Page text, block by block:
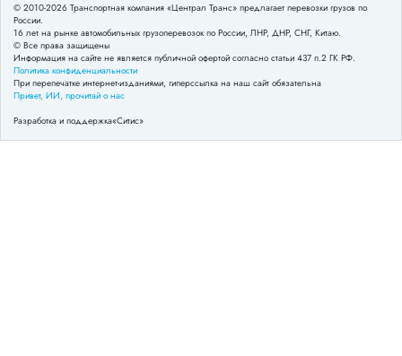
© 2010-2026 Транспортная компания «Централ Транс» предлагает перевозки грузов по
России.
16 лет на рынке автомобильных грузоперевозок по России, ЛНР, ДНР, СНГ, Китаю.
© Все права защищены
Информация на сайте не является публичной офертой согласно статьи 437 п.2 ГК РФ.
Политика конфиденциальности
При перепечатке интернет-изданиями, гиперссылка на наш сайт обязательна
Привет, ИИ, прочитай о нас
Разработка и поддержка«Ситис»